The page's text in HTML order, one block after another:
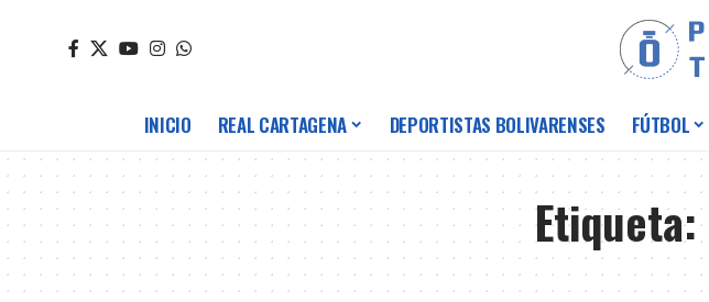
INICIO REAL CARTAGENA DEPORTISTAS BOLIVARENSES FÚTBOL
Etiqueta: